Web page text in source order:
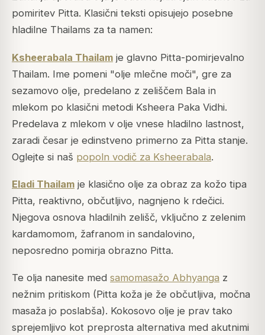
pomiritev Pitta. Klasični teksti opisujejo posebne
hladilne Thailams za ta namen:
Ksheerabala Thailam je glavno Pitta-pomirjevalno
Thailam. Ime pomeni "olje mlečne moči", gre za
sezamovo olje, predelano z zeliščem Bala in
mlekom po klasični metodi Ksheera Paka Vidhi.
Predelava z mlekom v olje vnese hladilno lastnost,
zaradi česar je edinstveno primerno za Pitta stanje.
Oglejte si naš popoln vodič za Ksheerabala.
Eladi Thailam je klasično olje za obraz za kožo tipa
Pitta, reaktivno, občutljivo, nagnjeno k rdečici.
Njegova osnova hladilnih zelišč, vključno z zelenim
kardamomom, žafranom in sandalovino,
neposredno pomirja obrazno Pitta.
Te olja nanesite med samomasažo Abhyanga z
nežnim pritiskom (Pitta koža je že občutljiva, močna
masaža jo poslabša). Kokosovo olje je prav tako
sprejemljivo kot preprosta alternativa med akutnimi